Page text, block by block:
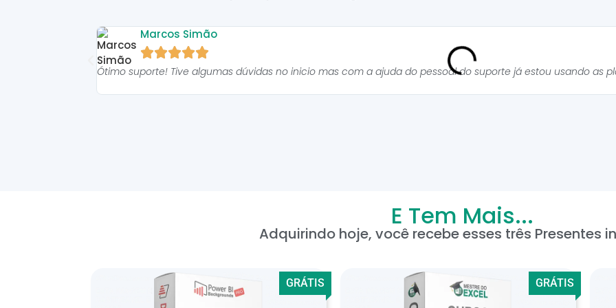
Marcos Simão

Ótimo suporte! Tive algumas dúvidas no inicio mas com a ajuda do pessoal do suporte já estou usando as
E Tem Mais...
Adquirindo hoje, você recebe esses três Presentes
GRÁTIS GRÁTIS